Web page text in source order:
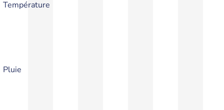
Température
Pluie